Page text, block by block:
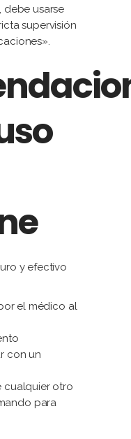
debe usarse
supervisión
y efectivo
el médico al
con un
cualquier otro
para